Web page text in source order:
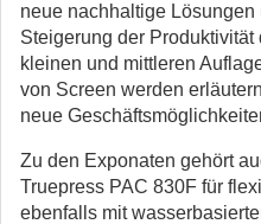
neue nachhaltige
Steigerung der
kleinen und mittleren
von Screen werden
neue
Zu den Exponaten gehört
Truepress PAC 830F für
ebenfalls mit